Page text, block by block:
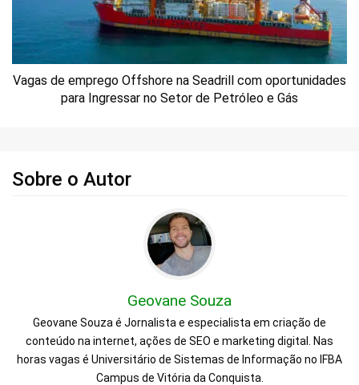
Vagas de emprego Offshore na Seadrill com oportunidades
para Ingressar no Setor de Petróleo e Gás
Sobre o Autor
Geovane Souza
Geovane Souza é Jornalista e especialista em criação de
conteúdo na internet, ações de SEO e marketing digital. Nas
horas vagas é Universitário de Sistemas de Informação no IFBA
Campus de Vitória da Conquista.